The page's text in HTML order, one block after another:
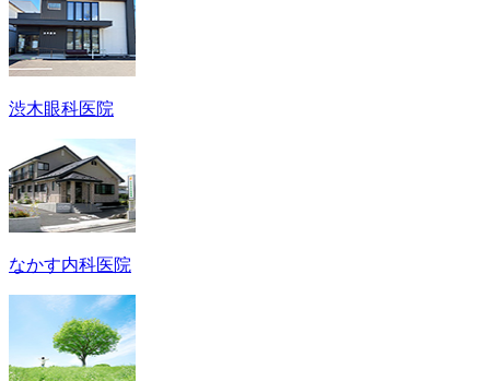
渋木眼科医院
なかす内科医院